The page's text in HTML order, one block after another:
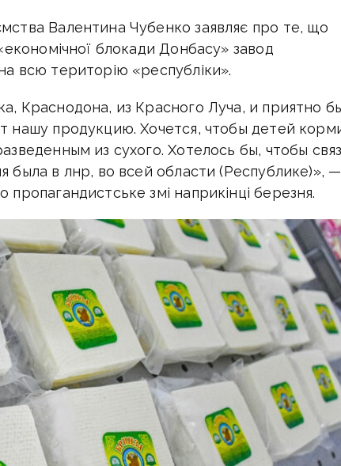
Валентина Чубенко заявляє про те, що
блокади Донбасу» завод
всю територію «республіки».
Краснодона, из Красного Луча, и приятно
нашу продукцию. Хочется, чтобы детей
из сухого. Хотелось бы, чтобы
была в лнр, во всей области (Республике)», —
змі наприкінці березня.